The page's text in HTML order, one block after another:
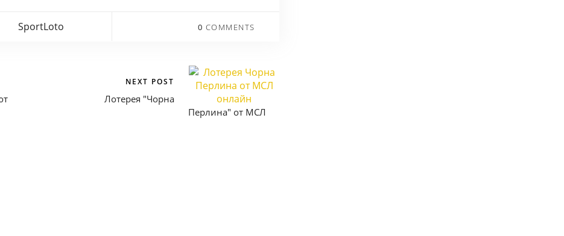
SportLoto 0 COMMENTS
NEXT POST
Лотерея "Чорна
Перлина" от МСЛ